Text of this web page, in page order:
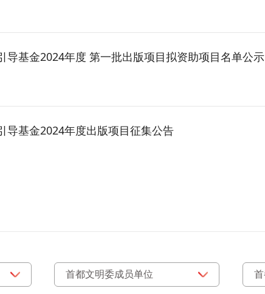
导基金2024年度 第一批出版项目拟资助项目名单公示
导基金2024年度出版项目征集公告